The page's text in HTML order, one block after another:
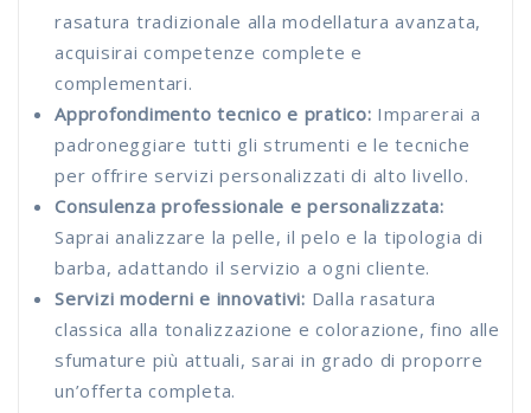
rasatura tradizionale alla modellatura avanzata,
acquisirai competenze complete e
complementari.
Approfondimento tecnico e pratico: Imparerai a
padroneggiare tutti gli strumenti e le tecniche
per offrire servizi personalizzati di alto livello.
Consulenza professionale e personalizzata:
Saprai analizzare la pelle, il pelo e la tipologia di
barba, adattando il servizio a ogni cliente.
Servizi moderni e innovativi: Dalla rasatura
classica alla tonalizzazione e colorazione, fino alle
sfumature più attuali, sarai in grado di proporre
un’offerta completa.